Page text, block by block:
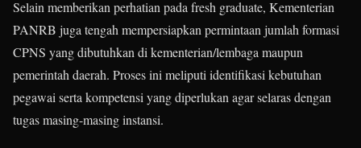
Selain memberikan perhatian pada fresh graduate, Kementerian
PANRB juga tengah mempersiapkan permintaan jumlah formasi
CPNS yang dibutuhkan di kementerian/lembaga maupun
pemerintah daerah. Proses ini meliputi identifikasi kebutuhan
pegawai serta kompetensi yang diperlukan agar selaras dengan
tugas masing-masing instansi.